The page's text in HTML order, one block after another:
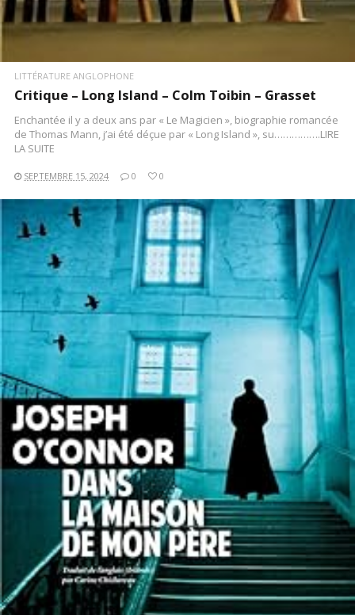
LITTÉRATURE ANGLOPHONE
Critique – Long Island – Colm Toibin – Grasset
Enchantée il y a deux ans par « Le Magicien », biographie romancée
de Thomas Mann, j’ai été déçue par « Long Island », su…………….LIRE
LA SUITE
SEPTEMBRE 15, 2024 0 0
LIRE LA SUITE